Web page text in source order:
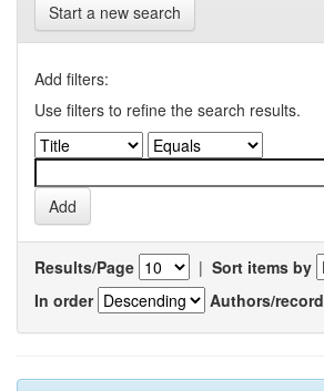
Start a new search
Add filters:
Use filters to refine the search results.
Results/Page | Sort items by
In order
Authors/record